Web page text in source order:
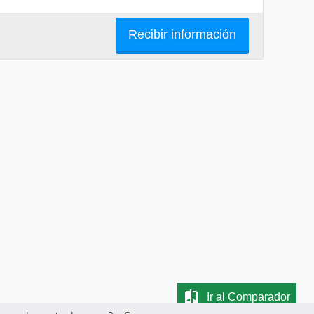
Recibir información
Ir al Comparador